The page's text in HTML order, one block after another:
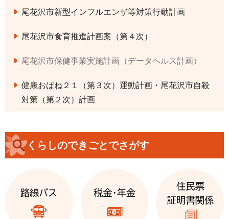
尾花沢市新型インフルエンザ等対策行動計画
尾花沢市食育推進計画案（第４次）
尾花沢市保健事業実施計画（データヘルス計画）
健康おばね２１（第３次）運動計画・尾花沢市自殺
対策（第２次）計画
くらしのできごとでさがす